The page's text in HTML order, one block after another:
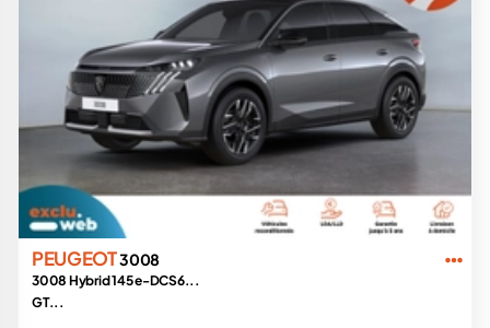
PEUGEOT3008
3008 Hybrid 145 e-DCS6...
GT...